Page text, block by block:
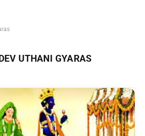
UTHANI GYARAS